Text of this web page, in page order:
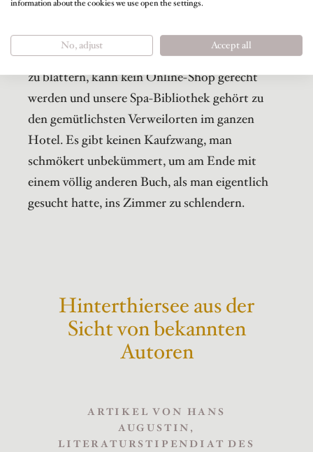
Tiefenentspannung und Wohlgefühl unbedingt
dazu. Dem intensiven Gefühl, stundenlang
umgeben von Büchern in diesen zu stöbern und
zu blättern, kann kein Online-Shop gerecht
werden und unsere Spa-Bibliothek gehört zu
den gemütlichsten Verweilorten im ganzen
Hotel. Es gibt keinen Kaufzwang, man
schmökert unbekümmert, um am Ende mit
einem völlig anderen Buch, als man eigentlich
gesucht hatte, ins Zimmer zu schlendern.
Hinterthiersee aus der
Sicht von bekannten
Autoren
ARTIKEL VON HANS
AUGUSTIN,
LITERATURSTIPENDIAT DES
No, adjust Accept all